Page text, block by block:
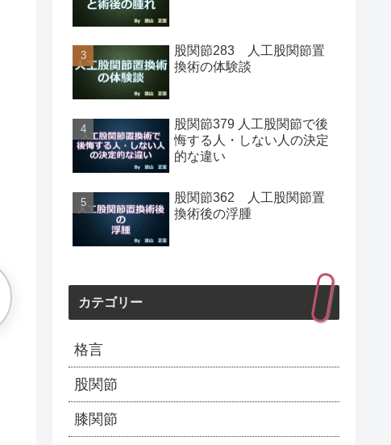
股関節283 人工股関節置
換術の体験談
股関節379 人工股関節で後
悔する人・しない人の決定
的な違い
股関節362 人工股関節置
換術後の浮腫
カテゴリー
格言
股関節
膝関節